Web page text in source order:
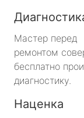
Мастер перед
ремонтом
бесплатно
диагностику.
Наценка